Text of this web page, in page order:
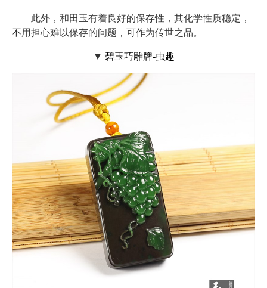
此外，和田玉有着良好的保存性，其化学性质稳定，
不用担心难以保存的问题，可作为传世之品。
▼ 碧玉巧雕牌-虫趣